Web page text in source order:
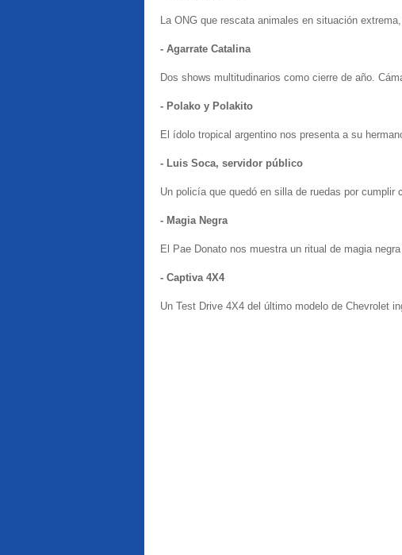
La ONG que rescata animales en situación
- Agarrate Catalina
Dos shows multitudinarios como cierre de año.
- Polako y Polakito
El ídolo tropical argentino nos presenta a su
- Luis Soca, servidor público
Un policía que quedó en silla de ruedas por cumplir
- Magia Negra
El Pae Donato nos muestra un ritual de magia
- Captiva 4X4
Un Test Drive 4X4 del último modelo de Chevrolet